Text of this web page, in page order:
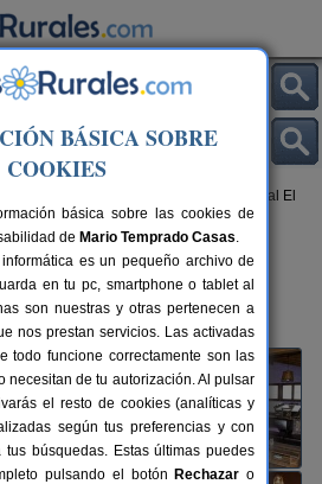
> Casa Rural El
Mena (Burgos)
100 km de Burgos
BÁSICA SOBRE
COOKIES
básica sobre las cookies de
de Mario Temprado Casas.
es un pequeño archivo de
en tu pc, smartphone o tablet al
son nuestras y otras pertenecen a
nos prestan servicios. Las activadas
todo funcione correctamente son las
necesitan de tu autorización. Al pulsar
el resto de cookies (analíticas y
según tus preferencias y con
búsquedas. Estas últimas puedes
pulsando el botón Rechazar o